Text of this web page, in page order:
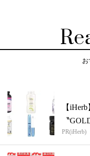
【
〝
PR(iHerb)